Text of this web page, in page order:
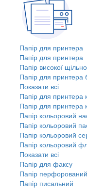
Папір для принтера
Папір для принтера
Папір високої
Папір для принтера
Показати всі
Папір для принтера
Папір для принтера
Папір кольоровий
Папір кольоровий
Папір кольоровий
Папір кольоровий
Показати всі
Папір для факсу
Папір перфорований
Папір писальний